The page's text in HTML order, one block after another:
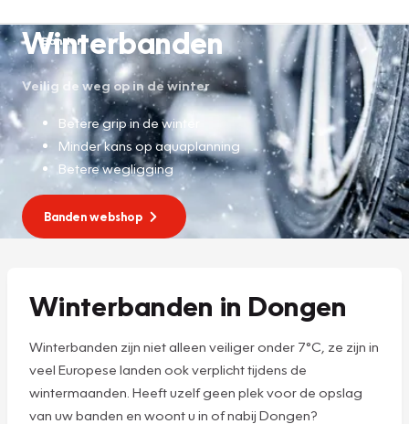
Banden
Winterbanden
Veilig de weg op in de winter
Betere grip in de winter
Minder kans op aquaplanning
Betere wegligging
Banden webshop
Winterbanden in Dongen
Winterbanden zijn niet alleen veiliger onder 7°C, ze zijn in
veel Europese landen ook verplicht tijdens de
wintermaanden. Heeft uzelf geen plek voor de opslag
van uw banden en woont u in of nabij Dongen?